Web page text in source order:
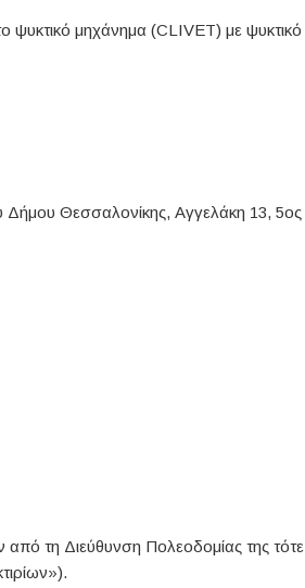
ψυκτικό μηχάνημα (CLIVET) με ψυκτικό
Δήμου Θεσσαλονίκης, Αγγελάκη 13, 5ος
από τη Διεύθυνση Πολεοδομίας της τότε